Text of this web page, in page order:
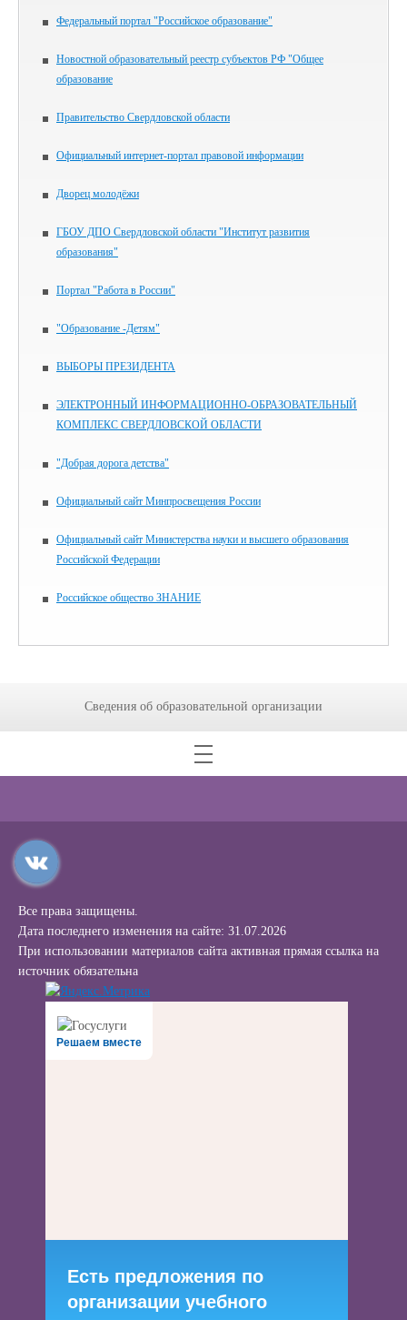
Федеральный портал "Российское образование"
Новостной образовательный реестр субъектов РФ "Общее
образование
Правительство Свердловской области
Официальный интернет-портал правовой информации
Дворец молодёжи
ГБОУ ДПО Свердловской области "Институт развития
образования"
Портал "Работа в России"
"Образование -Детям"
ВЫБОРЫ ПРЕЗИДЕНТА
ЭЛЕКТРОННЫЙ ИНФОРМАЦИОННО-ОБРАЗОВАТЕЛЬНЫЙ
КОМПЛЕКС СВЕРДЛОВСКОЙ ОБЛАСТИ
"Добрая дорога детства"
Официальный сайт Минпросвещения России
Официальный сайт Министерства науки и высшего образования
Российской Федерации
Российское общество ЗНАНИЕ
Сведения об образовательной организации
Все права защищены.
Дата последнего изменения на сайте: 31.07.2026
При использовании материалов сайта активная прямая ссылка на
источник обязательна
Решаем вместе
Есть предложения по
организации учебного